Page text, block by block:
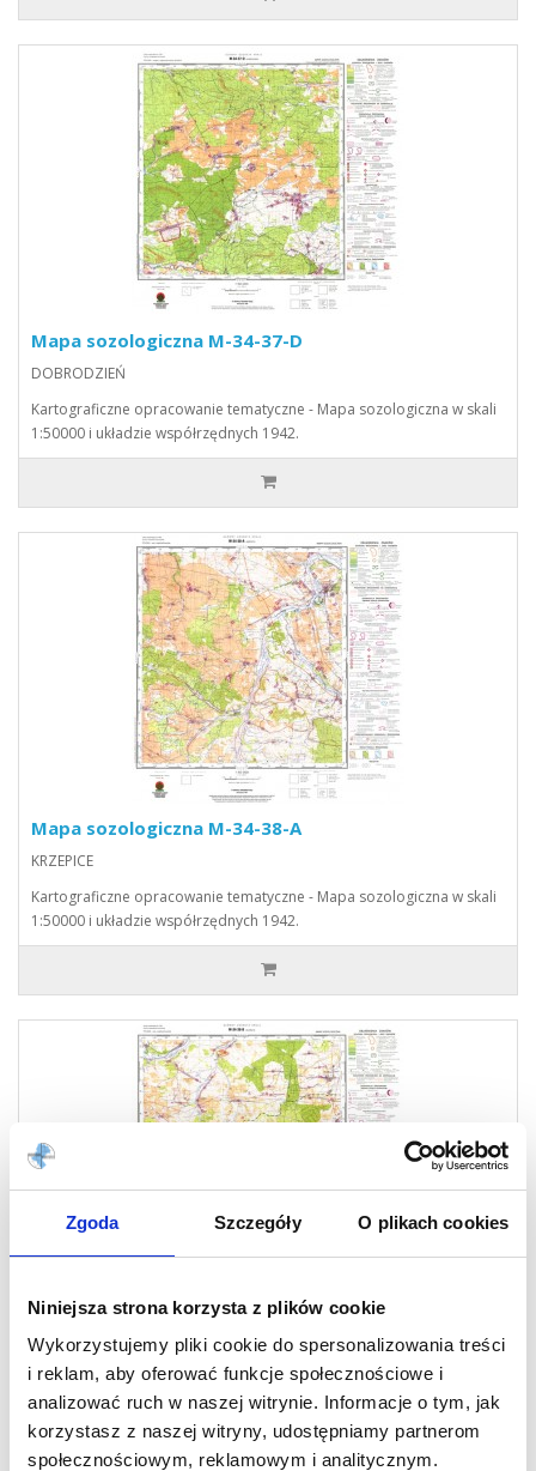
Zgoda Szczegóły O plikach cookies
Niniejsza strona korzysta z plików cookie
Wykorzystujemy pliki cookie do spersonalizowania treści
i reklam, aby oferować funkcje społecznościowe i
analizować ruch w naszej witrynie. Informacje o tym, jak
korzystasz z naszej witryny, udostępniamy partnerom
społecznościowym, reklamowym i analitycznym.
Mapa sozologiczna M-34-37-D
DOBRODZIEŃ
Kartograficzne opracowanie tematyczne - Mapa sozologiczna w skali
1:50000 i układzie współrzędnych 1942.
Mapa sozologiczna M-34-38-A
KRZEPICE
Kartograficzne opracowanie tematyczne - Mapa sozologiczna w skali
1:50000 i układzie współrzędnych 1942.
Mapa sozologiczna M-34-38-B
KŁOBUCK
Kartograficzne opracowanie tematyczne - Mapa sozologiczna w skali
1:50000 i układzie współrzędnych 1942.